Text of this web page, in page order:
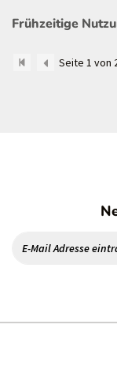
Frühzeitige
Seite 1 von